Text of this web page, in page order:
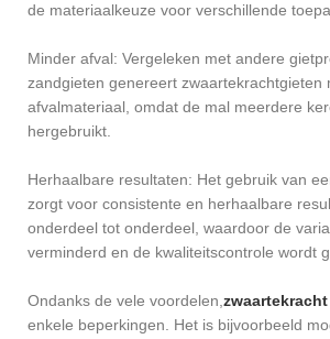
de materiaalkeuze voor verschillende
Minder afval: Vergeleken met andere
zandgieten genereert zwaartekrachtgieten
afvalmateriaal, omdat de mal meerdere
hergebruikt.
Herhaalbare resultaten: Het gebruik van
zorgt voor consistente en herhaalbare
onderdeel tot onderdeel, waardoor de
verminderd en de kwaliteitscontrole wordt
Ondanks de vele voordelen,
enkele beperkingen. Het is bijvoorbeeld